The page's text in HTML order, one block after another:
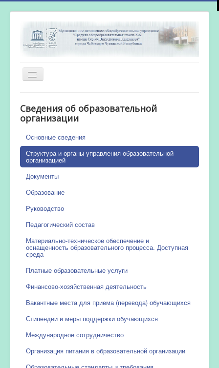
Включить/
выключить
Новости
Работа бассейна
Сведения об образовательной
организации
Основные сведения
Структура и органы управления образовательной
организацией
Документы
Образование
Руководство
Педагогический состав
Материально-техническое обеспечение и
оснащенность образовательного процесса. Доступная
среда
Платные образовательные услуги
Финансово-хозяйственная деятельность
Вакантные места для приема (перевода) обучающихся
Стипендии и меры поддержки обучающихся
Международное сотрудничество
Организация питания в образовательной организации